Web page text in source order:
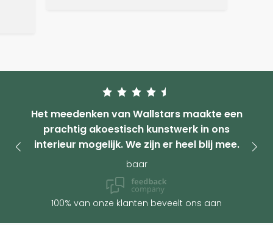
Het meedenken van Wallstars maakte een
prachtig akoestisch kunstwerk in ons
interieur mogelijk. We zijn er heel blij mee.
baar
100% van onze klanten beveelt ons aan